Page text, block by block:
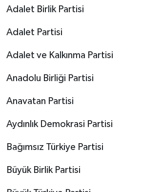
Adalet Birlik Partisi
Adalet Partisi
Adalet ve Kalkınma Partisi
Anadolu Birliği Partisi
Anavatan Partisi
Aydınlık Demokrasi Partisi
Bağımsız Türkiye Partisi
Büyük Birlik Partisi